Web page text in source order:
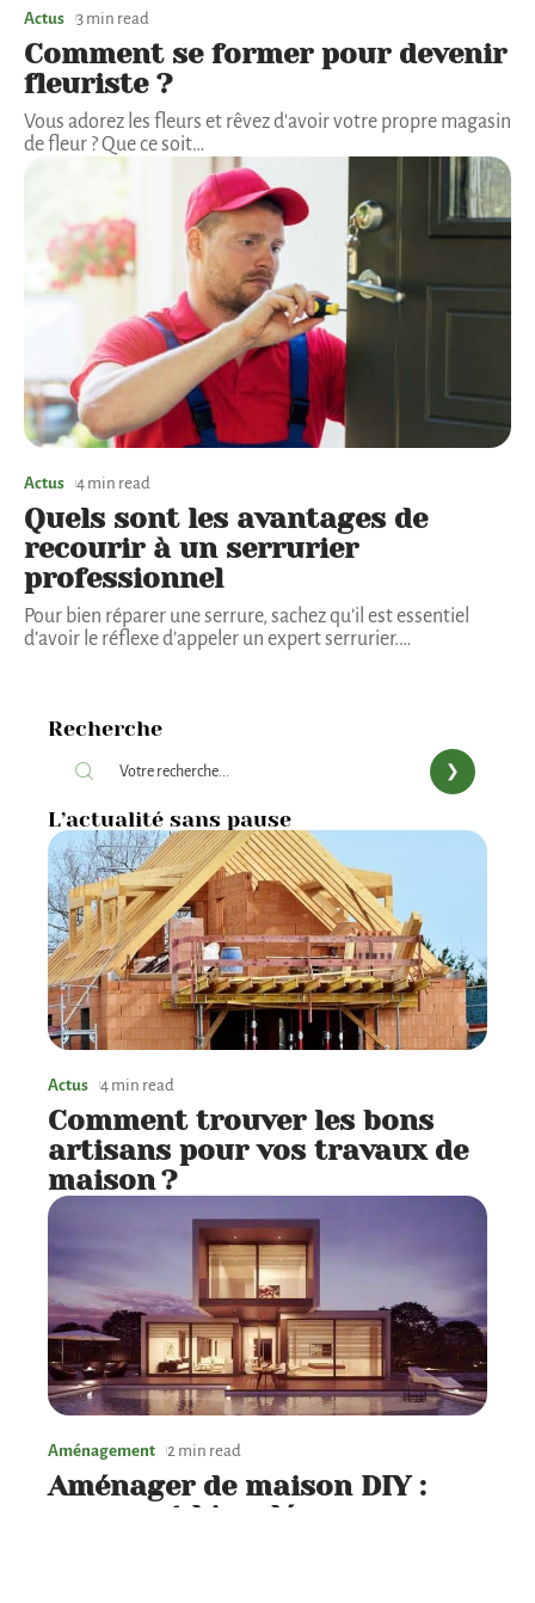
Actus 3 min read
Comment se former pour devenir
fleuriste ?
Vous adorez les fleurs et rêvez d'avoir votre propre magasin
de fleur ? Que ce soit…
Actus 4 min read
Quels sont les avantages de
recourir à un serrurier
professionnel
Pour bien réparer une serrure, sachez qu’il est essentiel
d’avoir le réflexe d’appeler un expert serrurier.…
Recherche
L’actualité sans pause
Actus 4 min read
Comment trouver les bons
artisans pour vos travaux de
maison ?
Aménagement 2 min read
Aménager de maison DIY :
comment bien décorer sa